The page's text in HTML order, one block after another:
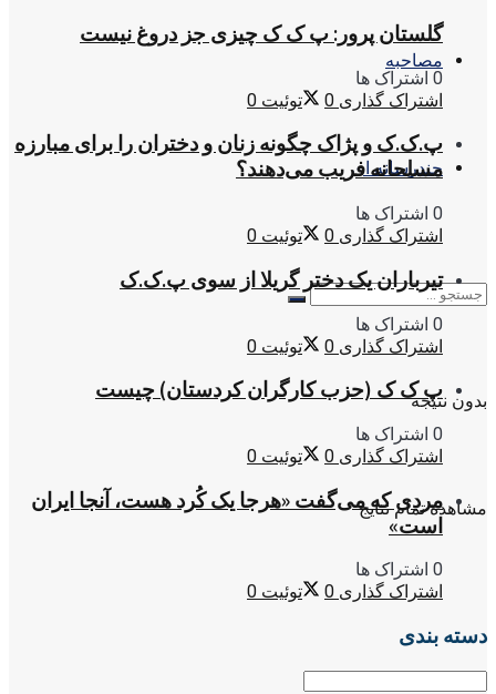
مصاحبه
چندرسانه ای
بدون نتیجه
مشاهده تمام نتایج
گلستان پرور: پ ک ک چیزی جز دروغ نیست
0 اشتراک ها
اشتراک گذاری 0 توئیت 0
پ.ک.ک و پژاک چگونه زنان و دختران را برای مبارزه
مسلحانه فریب می‌دهند؟
0 اشتراک ها
اشتراک گذاری 0 توئیت 0
تیرباران یک دختر گریلا از سوی پ.ک.ک
0 اشتراک ها
اشتراک گذاری 0 توئیت 0
پ ک ک (حزب کارگران کردستان) چیست
0 اشتراک ها
اشتراک گذاری 0 توئیت 0
مردی که می‌گفت «هرجا یک کُرد هست، آنجا ایران
است»
0 اشتراک ها
اشتراک گذاری 0 توئیت 0
دسته بندی
دسته